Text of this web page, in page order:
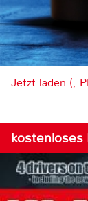
Jetzt laden (,
kostenloses